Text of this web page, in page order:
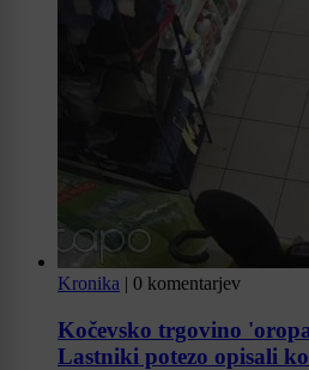
Kronika | 0 komentarjev
Kočevsko trgovino
Lastniki potezo opisali